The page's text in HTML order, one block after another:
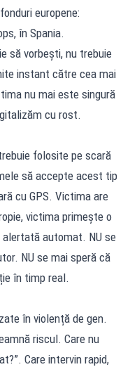
europene:
în Spania.
să vorbești, nu trebuie
instant către cea mai
nu mai este singură
cu rost.
folosite pe scară
să accepte acest tip
cu GPS. Victima are
victima primește o
automat. NU se
NU se mai speră că
în timp real.
în violență de gen.
riscul. Care nu
Care intervin rapid,